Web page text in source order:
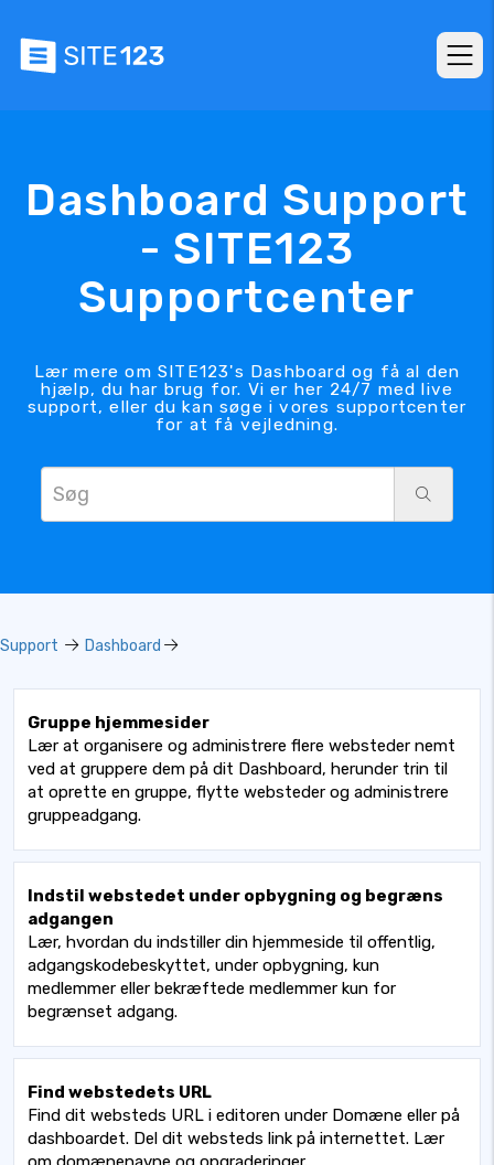
Dashboard Support
- SITE123
Supportcenter
Lær mere om SITE123's Dashboard og få al den
hjælp, du har brug for. Vi er her 24/7 med live
support, eller du kan søge i vores supportcenter
for at få vejledning.
Support Dashboard
Gruppe hjemmesider
Lær at organisere og administrere flere websteder nemt
ved at gruppere dem på dit Dashboard, herunder trin til
at oprette en gruppe, flytte websteder og administrere
gruppeadgang.
Indstil webstedet under opbygning og begræns
adgangen
Lær, hvordan du indstiller din hjemmeside til offentlig,
adgangskodebeskyttet, under opbygning, kun
medlemmer eller bekræftede medlemmer kun for
begrænset adgang.
Find webstedets URL
Find dit websteds URL i editoren under Domæne eller på
dashboardet. Del dit websteds link på internettet. Lær